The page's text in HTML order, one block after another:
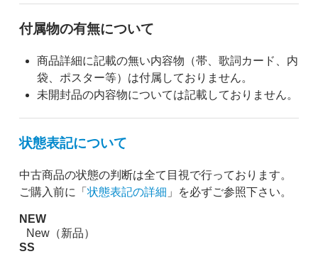
付属物の有無について
商品詳細に記載の無い内容物（帯、歌詞カード、内
袋、ポスター等）は付属しておりません。
未開封品の内容物については記載しておりません。
状態表記について
中古商品の状態の判断は全て目視で行っております。
ご購入前に「 状態表記の詳細 」を必ずご参照下さい。
NEW
New（新品）
SS